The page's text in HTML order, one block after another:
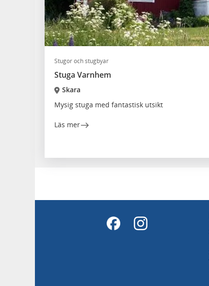
Stugor och stugbyar
Stuga Varnhem
Skara
Mysig stuga med fantastisk utsikt
Läs mer